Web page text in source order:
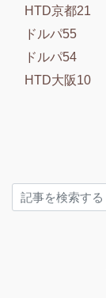
HTD京都21
ドルパ55
ドルパ54
HTD大阪10